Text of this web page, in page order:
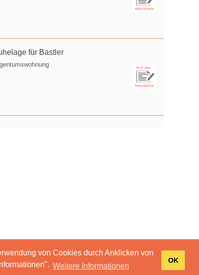
von Cookies durch Anklicken von
Weitere Informationen
OK
für Bastler